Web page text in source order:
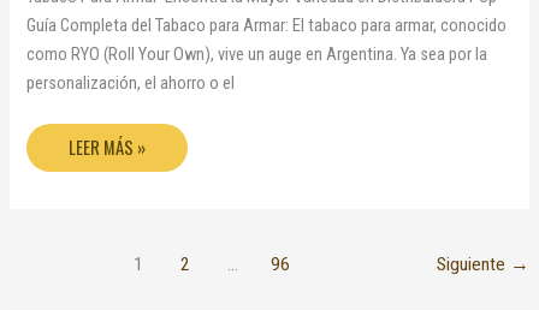
Guía Completa del Tabaco para Armar: El tabaco para armar, conocido
como RYO (Roll Your Own), vive un auge en Argentina. Ya sea por la
personalización, el ahorro o el
LEER MÁS »
1 2 96 Siguiente →